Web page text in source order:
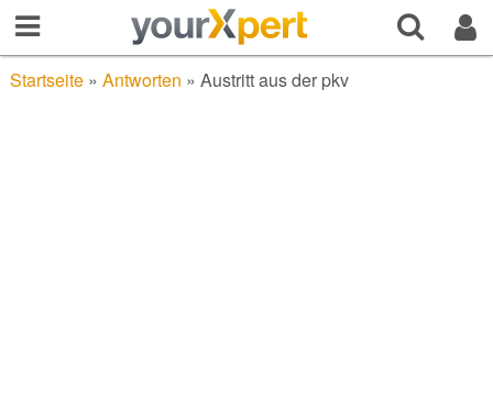
Startseite» Antworten » Austritt aus der pkv